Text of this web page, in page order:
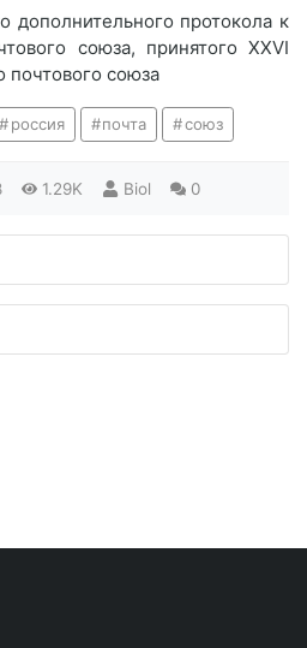
дополнительного протокола к
союза, принятого XXVI
почтового союза
россия почта союз
1.29K Biol 0